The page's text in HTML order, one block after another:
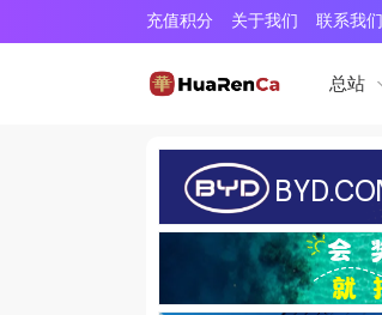
充值积分 关于我们 联系我们
总站